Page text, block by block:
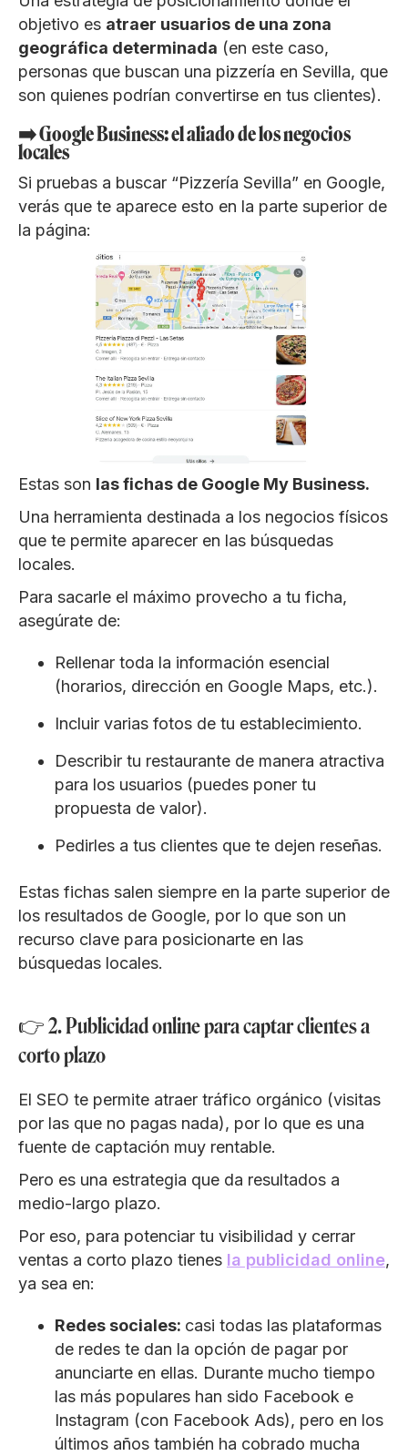
objetivo es atraer usuarios de una zona
geográfica determinada (en este caso,
personas que buscan una pizzería en Sevilla, que
son quienes podrían convertirse en tus clientes).
➡️ Google Business: el aliado de los negocios
locales
Si pruebas a buscar “Pizzería Sevilla” en Google,
verás que te aparece esto en la parte superior de
la página:
Estas son las fichas de Google My Business.
Una herramienta destinada a los negocios físicos
que te permite aparecer en las búsquedas
locales.
Para sacarle el máximo provecho a tu ficha,
asegúrate de:
Rellenar toda la información esencial
(horarios, dirección en Google Maps, etc.).
Incluir varias fotos de tu establecimiento.
Describir tu restaurante de manera atractiva
para los usuarios (puedes poner tu
propuesta de valor).
Pedirles a tus clientes que te dejen reseñas.
Estas fichas salen siempre en la parte superior de
los resultados de Google, por lo que son un
recurso clave para posicionarte en las
búsquedas locales.
👉 2. Publicidad online para captar clientes a
corto plazo
El SEO te permite atraer tráfico orgánico (visitas
por las que no pagas nada), por lo que es una
fuente de captación muy rentable.
Pero es una estrategia que da resultados a
medio-largo plazo.
Por eso, para potenciar tu visibilidad y cerrar
ventas a corto plazo tienes la publicidad online,
ya sea en:
Redes sociales: casi todas las plataformas
de redes te dan la opción de pagar por
anunciarte en ellas. Durante mucho tiempo
las más populares han sido Facebook e
Instagram (con Facebook Ads), pero en los
últimos años también ha cobrado mucha